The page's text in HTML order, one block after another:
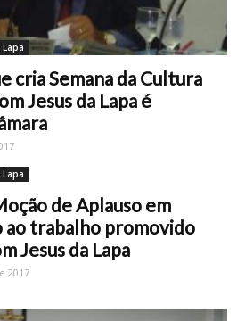
cria Semana da Cultura
Jesus da Lapa é
de Aplauso em
trabalho promovido
Jesus da Lapa
2017